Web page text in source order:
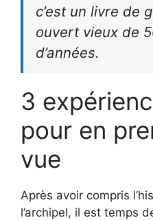
c’est un livre de
ouvert vieux de
d’années.
3
pour en
vue
Après avoir compris
l’archipel, il est temps